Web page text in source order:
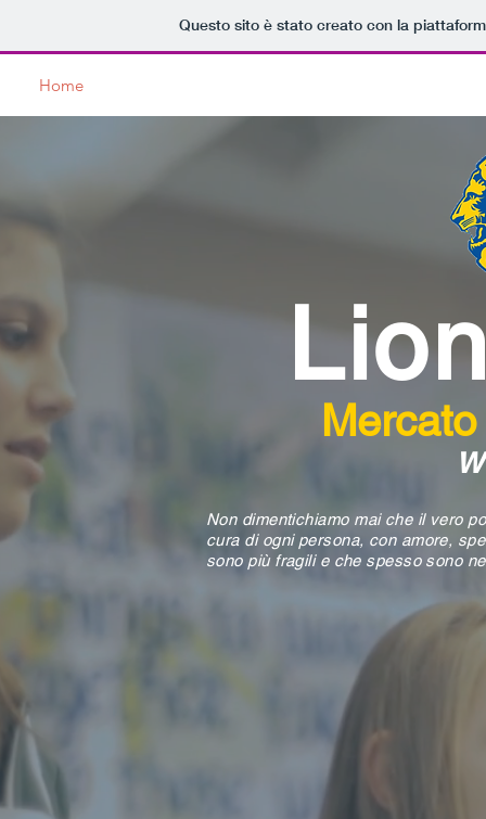
Questo sito è stato creato con la
Home
Non dimentichiamo mai che il vero
cura di ogni persona, con amore,
sono più fragili e che spesso sono